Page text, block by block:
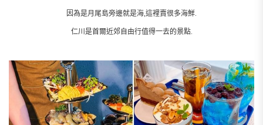
因為是月尾島旁邊就是海,這裡賣很多海鮮.
仁川是首爾近郊自由行值得一去的景點.